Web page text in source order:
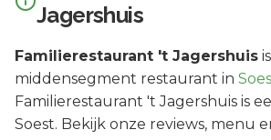
Jagershuis
Familierestaurant 't Jagershuis
middensegment restaurant in
Familierestaurant 't Jagershuis is
Soest. Bekijk onze reviews, menu